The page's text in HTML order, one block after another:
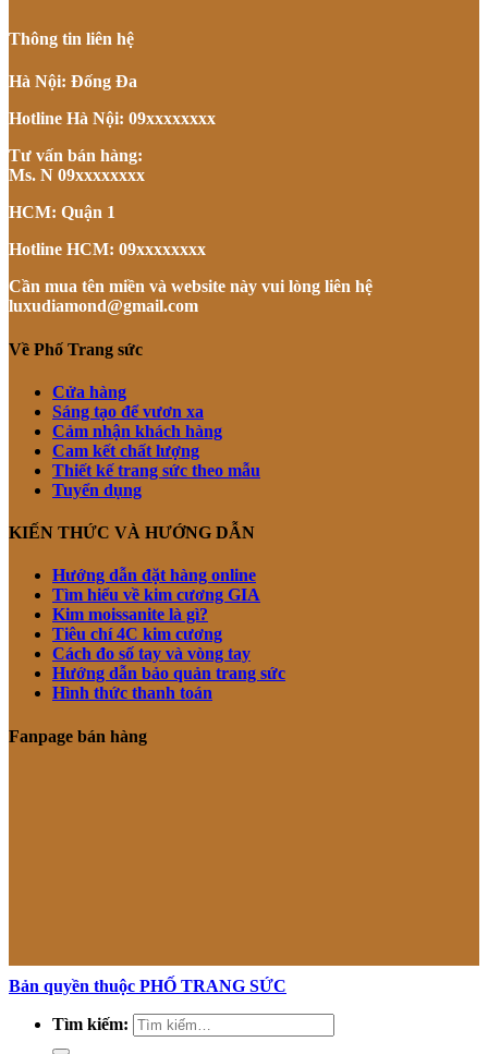
Thông tin liên hệ
Hà Nội: Đống Đa
Hotline Hà Nội: 09xxxxxxxx
Tư vấn bán hàng:
Ms. N 09xxxxxxxx
HCM: Quận 1
Hotline HCM: 09xxxxxxxx
Cần mua tên miền và website này vui lòng liên hệ
luxudiamond@gmail.com
Về Phố Trang sức
Cửa hàng
Sáng tạo để vươn xa
Cảm nhận khách hàng
Cam kết chất lượng
Thiết kế trang sức theo mẫu
Tuyển dụng
KIẾN THỨC VÀ HƯỚNG DẪN
Hướng dẫn đặt hàng online
Tìm hiểu về kim cương GIA
Kim moissanite là gì?
Tiêu chí 4C kim cương
Cách đo số tay và vòng tay
Hướng dẫn bảo quản trang sức
Hình thức thanh toán
Fanpage bán hàng
Bản quyền thuộc PHỐ TRANG SỨC
Tìm kiếm: